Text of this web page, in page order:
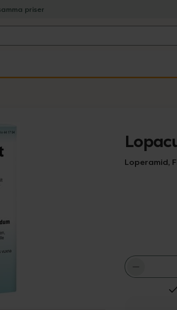
priser
Loperamid,